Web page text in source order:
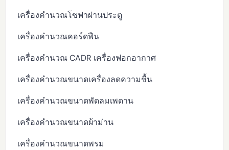
เครื่องคำนวณโซฟาผ่านประตู
เครื่องคำนวณคอร์ดฟืน
เครื่องคำนวณ CADR เครื่องฟอกอากาศ
เครื่องคำนวณขนาดเครื่องลดความชื้น
เครื่องคำนวณขนาดพัดลมเพดาน
เครื่องคำนวณขนาดผ้าม่าน
เครื่องคำนวณขนาดพรม